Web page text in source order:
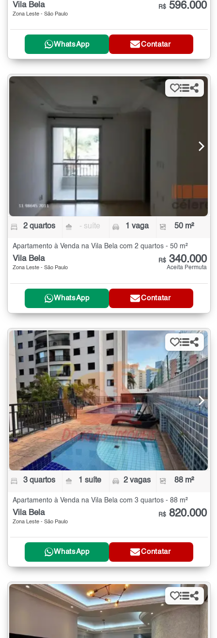
Vila Bela
Zona Leste - São Paulo
R$ 596.000
WhatsApp Contatar
2 quartos - suíte 1 vaga 50 m²
Apartamento à Venda na Vila Bela com 2 quartos - 50 m²
Vila Bela
Zona Leste - São Paulo
R$ 340.000
Aceita Permuta
WhatsApp Contatar
3 quartos 1 suíte 2 vagas 88 m²
Apartamento à Venda na Vila Bela com 3 quartos - 88 m²
Vila Bela
Zona Leste - São Paulo
R$ 820.000
WhatsApp Contatar